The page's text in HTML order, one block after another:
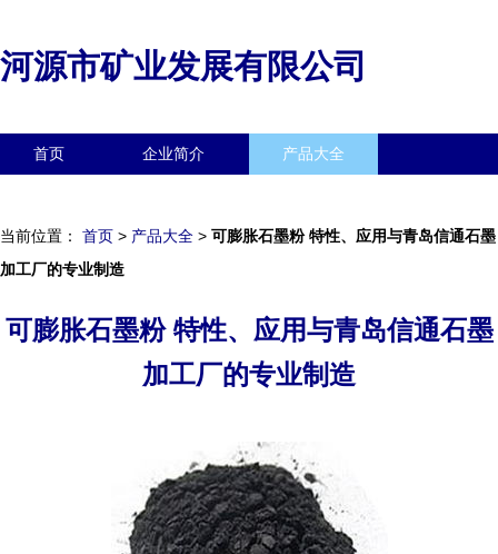
河源市矿业发展有限公司
首页 企业简介 产品大全
当前位置： 首页 > 产品大全 > 可膨胀石墨粉 特性、应用与青岛信通石墨
加工厂的专业制造
可膨胀石墨粉 特性、应用与青岛信通石墨
加工厂的专业制造